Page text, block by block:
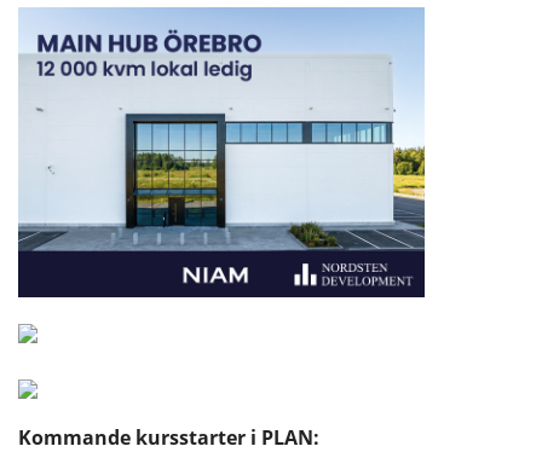
Kommande kursstarter i PLAN: